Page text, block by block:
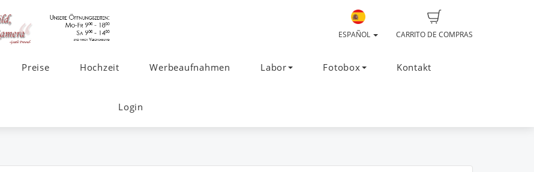
CARRITO DE COMPRAS
ESPAÑOL
Preise Hochzeit Werbeaufnahmen Labor Fotobox Kontakt
Login